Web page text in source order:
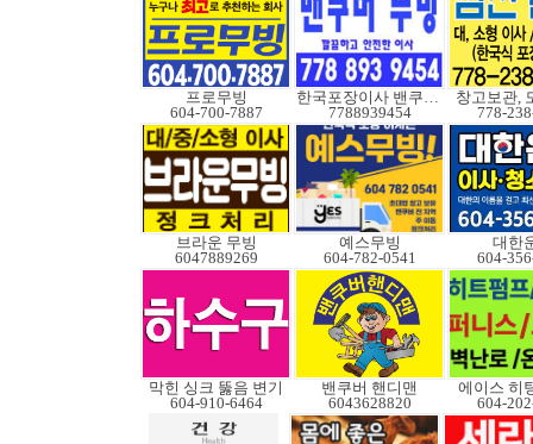
프로무빙
604-700-7887
한국포장이사 밴쿠버무빙
7788939454
창고보관,
778-
브라운 무빙
6047889269
예스무빙
604-782-0541
대한
604-
막힌 싱크 뚫음 변기
604-910-6464
밴쿠버 핸디맨
6043628820
에이스 히
604-